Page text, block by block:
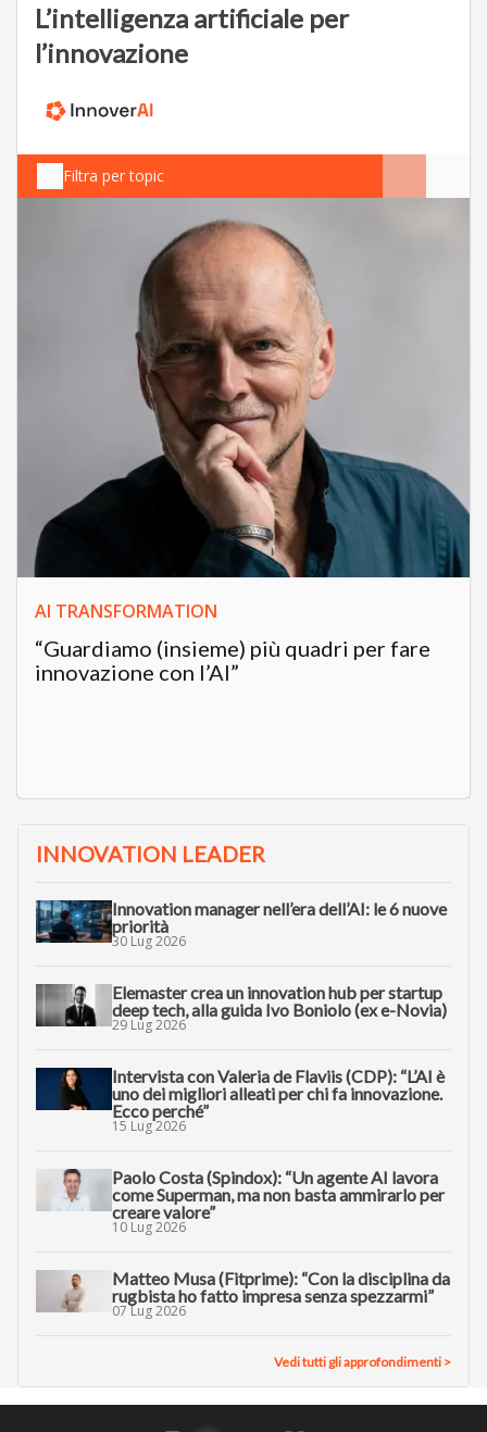
L’intelligenza artificiale per
l’innovazione
Filtra per topic
AI TRANSFORMATION
“Guardiamo (insieme) più quadri per fare
innovazione con l’AI”
INNOVATION LEADER
Innovation manager nell’era dell’AI: le 6 nuove
priorità
30 Lug 2026
Elemaster crea un innovation hub per startup
deep tech, alla guida Ivo Boniolo (ex e-Novia)
29 Lug 2026
Intervista con Valeria de Flaviis (CDP): “L’AI è
uno dei migliori alleati per chi fa innovazione.
Ecco perché”
15 Lug 2026
Paolo Costa (Spindox): “Un agente AI lavora
come Superman, ma non basta ammirarlo per
creare valore”
10 Lug 2026
Matteo Musa (Fitprime): “Con la disciplina da
rugbista ho fatto impresa senza spezzarmi”
07 Lug 2026
Vedi tutti gli approfondimenti >